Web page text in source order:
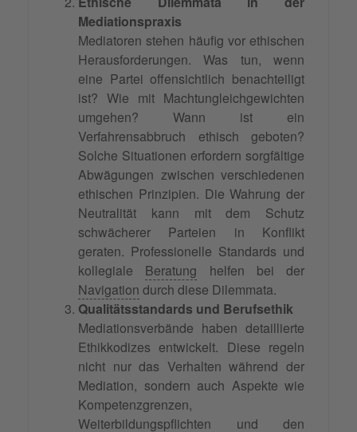
Mediationspraxis
Mediatoren stehen häufig vor ethischen
Herausforderungen. Was tun, wenn
eine Partei offensichtlich benachteiligt
ist? Wie mit Machtungleichgewichten
umgehen? Wann ist ein
Verfahrensabbruch ethisch geboten?
Solche Situationen erfordern sorgfältige
Abwägungen zwischen verschiedenen
ethischen Prinzipien. Die Wahrung der
Neutralität kann mit dem Schutz
schwächerer Parteien in Konflikt
geraten. Professionelle Standards und
kollegiale Beratung helfen bei der
Navigation durch diese Dilemmata.
Qualitätsstandards und Berufsethik
Mediationsverbände haben detaillierte
Ethikkodizes entwickelt. Diese regeln
nicht nur das Verhalten während der
Mediation, sondern auch Aspekte wie
Kompetenzgrenzen,
Weiterbildungspflichten und den